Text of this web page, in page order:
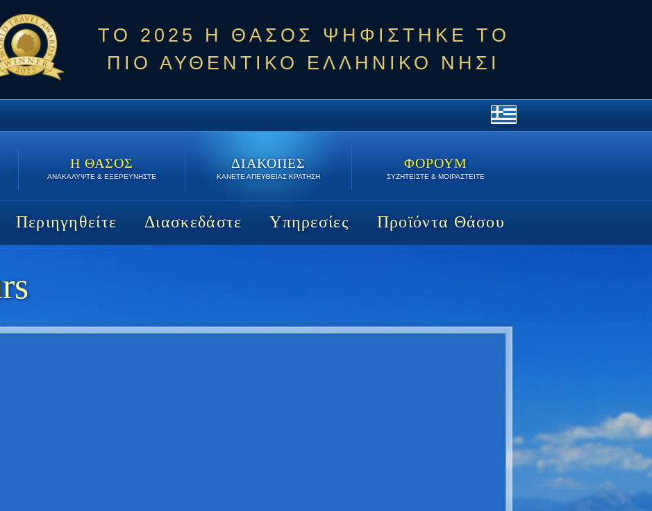
ΤΟ 2025 Η ΘΑΣΟΣ ΨΗΦΙΣΤΗΚΕ ΤΟ
ΠΙΟ ΑΥΘΕΝΤΙΚΟ ΕΛΛΗΝΙΚΟ ΝΗΣΙ
Η ΘΑΣΟΣ
ΑΝΑΚΑΛΥΨΤΕ & ΕΞΕΡΕΥΝΗΣΤΕ
ΔΙΑΚΟΠΕΣ
ΚΑΝΕΤΕ ΑΠΕΥΘΕΙΑΣ ΚΡΑΤΗΣΗ
ΦΟΡΟΥΜ
ΣΥΖΗΤΕΙΣΤΕ & ΜΟΙΡΑΣΤΕΙΤΕ
Περιηγηθείτε Διασκεδάστε Υπηρεσίες Προϊόντα Θάσου